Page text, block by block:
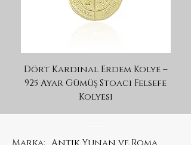
Dört Kardinal Erdem Kolye –
925 Ayar Gümüş Stoacı Felsefe
Kolyesi